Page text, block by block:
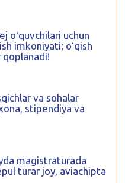
oʻquvchilari uchun
imkoniyati; oʻqish
va sohalar
stipendiya va
magistraturada
turar joy, aviachipta